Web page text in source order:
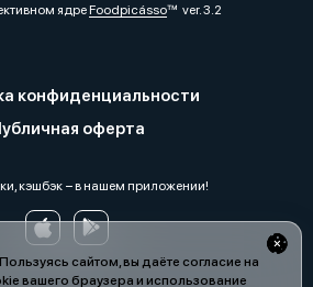
Пользуясь сайтом, вы даёте согласие на
вашего браузера и использование
ядреFoodpicássover. 3.2
конфиденциальности
оферта
кэшбэк − в нашем приложении!